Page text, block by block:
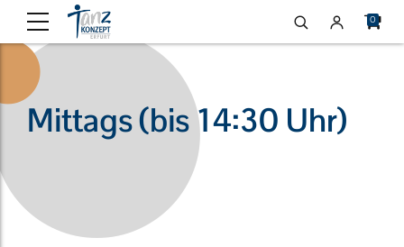
0
Mittags (bis 14:30 Uhr)